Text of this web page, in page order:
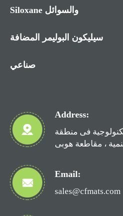
Siloxane والسوائل
سيليكون البوليمر المضافة
صناعي
Address:
فى منطقة
، مقاطعة هوبى
Email:
sales@cfmats.com